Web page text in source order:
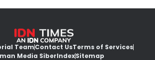
TeamContact UsTerms of Services
Media SiberIndexSitemap